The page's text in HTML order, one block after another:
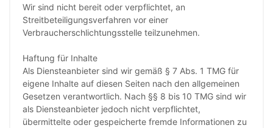
Wir sind nicht bereit oder verpflichtet, an
Streitbeteiligungsverfahren vor einer
Verbraucherschlichtungsstelle teilzunehmen.
Haftung für Inhalte
Als Diensteanbieter sind wir gemäß § 7 Abs. 1 TMG für
eigene Inhalte auf diesen Seiten nach den allgemeinen
Gesetzen verantwortlich. Nach §§ 8 bis 10 TMG sind wir
als Diensteanbieter jedoch nicht verpflichtet,
übermittelte oder gespeicherte fremde Informationen zu